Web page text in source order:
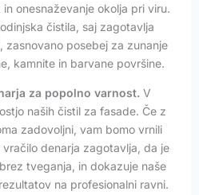
onesnaževanje okolja pri viru.
čistila, saj zagotavlja
zasnovano posebej za zunanje
kamnite in barvane površine.
za popolno varnost. V
naših čistil za fasade. Če z
zadovoljni, vam bomo vrnili
denarja zagotavlja, da je
tveganja, in dokazuje naše
na profesionalni ravni.